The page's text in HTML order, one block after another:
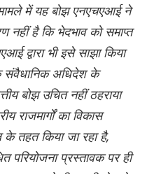
में यह बोझ एनएचएआई ने
नहीं है कि भेदभाव को समाप्त
द्वारा भी इसे साझा किया
संवैधानिक अधिदेश के
बोझ उचित नहीं ठहराया
राजमार्गों का विकास
के तहत किया जा रहा है,
परियोजना प्रस्तावक पर ही